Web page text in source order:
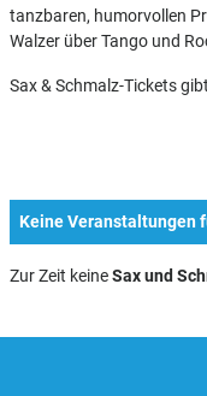
tanzbaren, humorvollen
Walzer über Tango und
Sax & Schmalz-Tickets
Keine Veranstaltungen
Zur Zeit keineSax und